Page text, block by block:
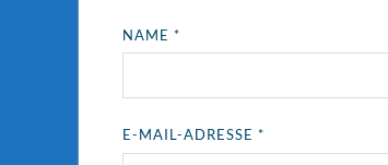
NAME*
E-MAIL-ADRESSE*